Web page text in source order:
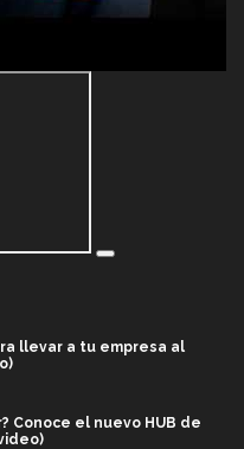
llevar a tu empresa al
Conoce el nuevo HUB de